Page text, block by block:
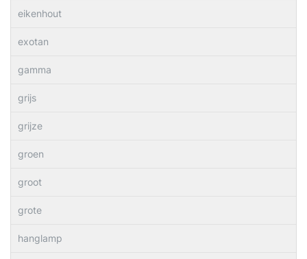
eikenhout
exotan
gamma
grijs
grijze
groen
groot
grote
hanglamp